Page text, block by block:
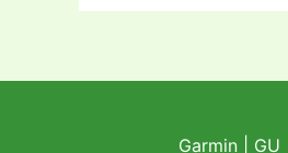
Garmin| GU